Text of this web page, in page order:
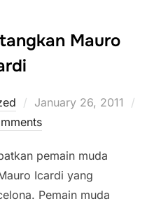
Mauro
Posted
on
January 26, 2011
pemain muda
Icardi yang
Pemain muda